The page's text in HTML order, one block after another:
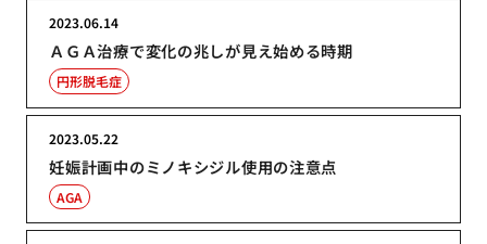
ＡＧＡ治療で変化の兆しが見え始める時期
2023.06.14
円形脱毛症
妊娠計画中のミノキシジル使用の注意点
2023.05.22
AGA